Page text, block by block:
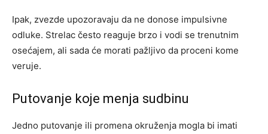
Ipak, zvezde upozoravaju da ne donose impulsivne
odluke. Strelac često reaguje brzo i vodi se trenutnim
osećajem, ali sada će morati pažljivo da proceni kome
veruje.
Putovanje koje menja sudbinu
Jedno putovanje ili promena okruženja mogla bi imati